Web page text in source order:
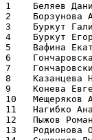
1    Беляев
2
3    Буркут
4    Буркут
5    Вафина
6
7
8
9    Конева
10
11
12   Пыжов
13